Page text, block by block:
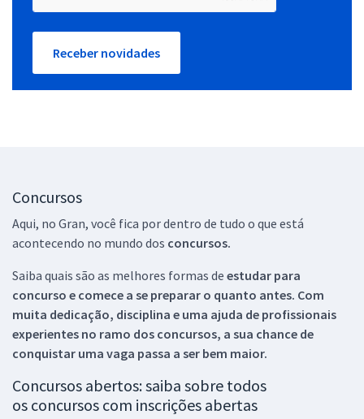
Receber novidades
Concursos
Aqui, no Gran, você fica por dentro de tudo o que está
acontecendo no mundo dos concursos.
Saiba quais são as melhores formas de estudar para
concurso e comece a se preparar o quanto antes. Com
muita dedicação, disciplina e uma ajuda de profissionais
experientes no ramo dos concursos, a sua chance de
conquistar uma vaga passa a ser bem maior.
Concursos abertos: saiba sobre todos
os concursos com inscrições abertas